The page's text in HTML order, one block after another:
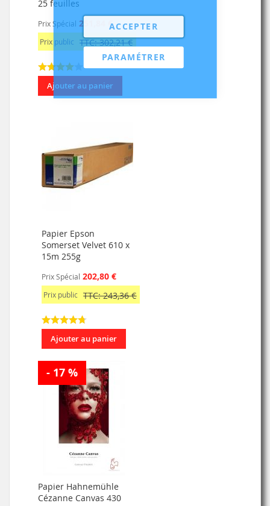
ACCEPTER
PARAMÉTRER
25 feuilles
Prix Spécial 251,84 €
Prix public TTC: 302,21 €
Ajouter au panier
Papier Epson
Somerset Velvet 610 x
15m 255g
Prix Spécial 202,80 €
Prix public TTC: 243,36 €
Ajouter au panier
- 17 %
Papier Hahnemühle
Cézanne Canvas 430